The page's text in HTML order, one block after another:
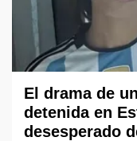
El drama de
detenida en
desesperado